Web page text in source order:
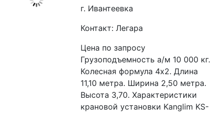
г. Ивантеевка
Контакт: Легара
Цена по запросу
Грузоподъемность а/м 10 000 кг.
Колесная формула 4х2. Длина
11,10 метра. Ширина 2,50 метра.
Высота 3,70. Характеристики
крановой установки Kanglim KS-